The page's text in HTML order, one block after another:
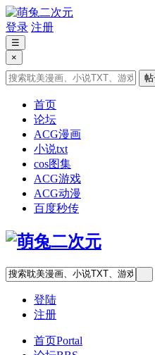
登录 注册
☰
×
首页
论坛
ACG漫画
小说txt
cos图集
ACG游戏
ACG动漫
百度秒传
登陆
注册
首页Portal